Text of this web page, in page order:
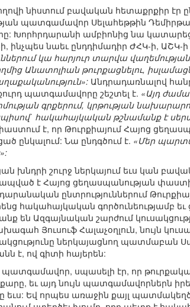
նիստում բավական հետաքրքիր էր
պատգամավոր Սելահեթթին
Խորհրդարանի ամբիոնից նա
ինչպես նաեւ ընդդիմադիր ԺՀԿ-ի, ԱՇԿ-
կա հարյուր տարվա
Անատոլիան թուրքացնելու,
Անդրադառնալով
պատգամավորը շեշտել է. «Այդ
գրքերում, կրթության
հակահայկական թշնամանք է
է, որ Թուրքիայում Հայոց
Նա ընդգծում է. «Մեր
խնդրի շուրջ ներկայում եւս կան
կապված է Հայոց ցեղասպանության
ընտրություններում
հակահայկական գործունեությամբ
են Ազգայնական շարժում
Յուսուֆ Հալաչօղլուն, նույն
ներկայացնող պատմաբան
է, ով գիտի հայերեն:
սպասելի էր, որ
եւ այդ նույն պատգամավորներն
Եվ որպես առաջին քայլ